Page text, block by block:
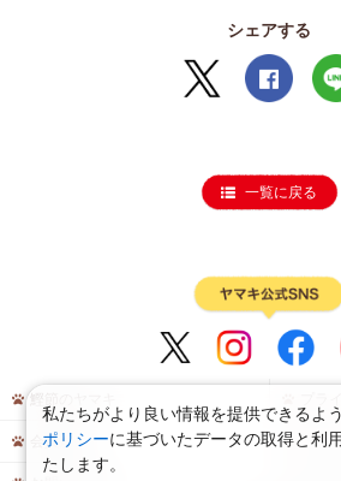
シェアする
一覧に戻る
会員規約 サイ
私たちがより良い情報を提供できるよう
ポリシーに基づいたデータの取得と利
たします。